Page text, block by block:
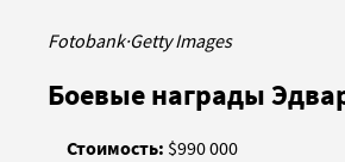
Fotobank·Getty Images
Боевые награды
Стоимость: $990 000